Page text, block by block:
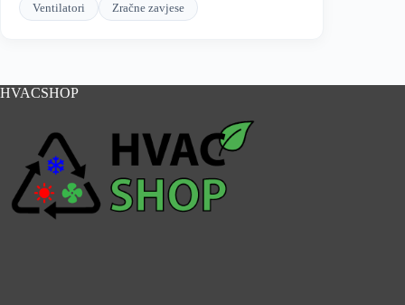
Ventilatori
Zračne zavjese
HVACSHOP